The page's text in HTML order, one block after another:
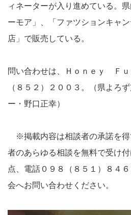
ィネーターが入り進めている。
ーモア」、「ファツションキャ
店」で販売している。
問い合わせは、Ｈｏｎｅｙ Ｆ
（８５２）２００３。（県よろ
ー・野口正幸）
※掲載内容は相談者の承諾を得
者のあらゆる相談を無料で受け
点、電話０９８（８５１）８４
会へお問い合わせください。